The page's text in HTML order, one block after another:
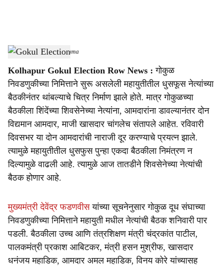
a
r
e
Gokul Election-sarkarnama
Kolhapur Gokul Election Row News : गोकुळ
निवडणुकीच्या निमित्ताने सुरू असलेली महायुतीतील धुसफूस नेत्यांच्या
बैठकीनंतर थांबल्याचे चित्र निर्माण झाले होते. मात्र गोकुळच्या
बैठकीला शिंदेंच्या शिवसेनेच्या नेत्यांना, आमदारांना डावल्यानंतर दोन
विद्यमान आमदार, माजी खासदार चांगलेच संतापले आहेत. रविवारी
दिवसभर या दोन आमदारांची नाराजी दूर करण्याचे प्रयत्न झाले.
त्यामुळे महायुतीतील धुसफुस पुन्हा एकदा बैठकीला निमंत्रण न
दिल्यामुळे वाढली आहे. त्यामुळे आज तातडीने शिवसेनेच्या नेत्यांची
बैठक होणार आहे.
मुख्यमंत्री देवेंद्र फडणवीसयांच्या सूचनेनुसार गोकुळ दूध संघाच्या
निवडणुकीच्या निमित्ताने महायुती मधील नेत्यांची बैठक शनिवारी पार
पडली. बैठकीला उच्च आणि तंत्रशिक्षण मंत्री चंद्रकांत पाटील,
पालकमंत्री प्रकाश आबिटकर, मंत्री हसन मुश्रीफ, खासदार
धनंजय महाडिक, आमदार अमल महाडिक, विनय कोरे यांच्यासह